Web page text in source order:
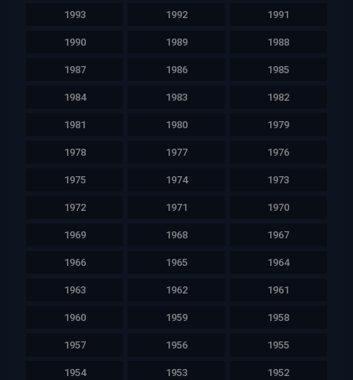
1993 1992 1991
1990 1989 1988
1987 1986 1985
1984 1983 1982
1981 1980 1979
1978 1977 1976
1975 1974 1973
1972 1971 1970
1969 1968 1967
1966 1965 1964
1963 1962 1961
1960 1959 1958
1957 1956 1955
1954 1953 1952